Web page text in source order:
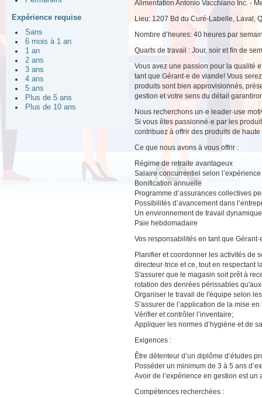
Expérience requise
Sans
6 mois à 1 an
1 an
2 ans
3 ans
4 ans
5 ans
Plus de 5 ans
Plus de 10 ans
Alimentation Antonio Vacchiano Inc. -
Lieu: 1207 Bd du Curé-Labelle, Laval,
Nombre d’heures: 40 heures par
Quarts de travail : Jour, soir et fin de
Vous avez une passion pour la qualité
tant que Gérant·e de viande! Vous
produits sont bien approvisionnés,
gestion et votre sens du détail
Nous recherchons un·e leader·use
Si vous êtes passionné·e par les
contribuez à offrir des produits de
Ce que nous avons à vous offrir :
Régime de retraite avantageux
Salaire concurrentiel selon l’expérience
Bonification annuelle
Programme d’assurances collectives
Possibilités d’avancement dans
Un environnement de travail
Paie hebdomadaire
Vos responsabilités en tant que
Planifier et coordonner les activités de
directeur·trice et ce, tout en respectant
S'assurer que le magasin soit prêt à
rotation des denrées périssables
Organiser le travail de l'équipe selon
S’assurer de l’application de la mise
Vérifier et contrôler l’inventaire;
Appliquer les normes d’hygiène et de
Exigences :
Être détenteur d’un diplôme d’études
Posséder un minimum de 3 à 5 ans
Avoir de l’expérience en gestion est un
Compétences recherchées :